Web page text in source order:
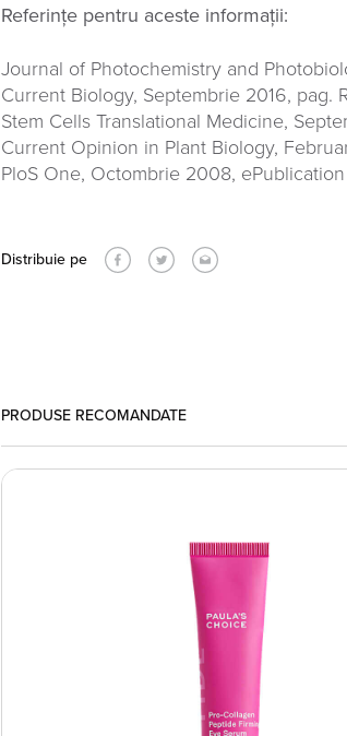
Referințe pentru aceste informații:
Journal of Photochemistry and
Current Biology, Septembrie 2016, pag.
Stem Cells Translational Medicine,
Current Opinion in Plant Biology,
PloS One, Octombrie 2008, ePublication
Distribuie pe
PRODUSE RECOMANDATE